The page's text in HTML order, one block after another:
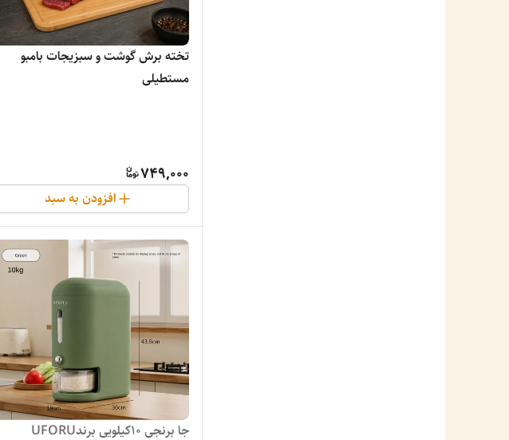
تخته برش گوشت و سبزیجات بامبو
مستطیلی
749,000
افزودن به سبد
جا برنجی 10کیلویی برندUFORU